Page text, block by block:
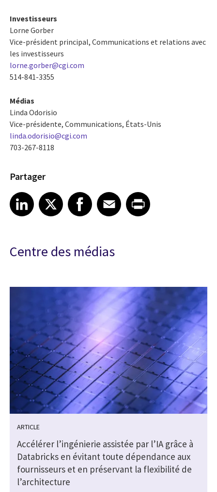
Investisseurs
Lorne Gorber
Vice-président principal, Communications et relations avec
les investisseurs
lorne.gorber@cgi.com
514-841-3355
Médias
Linda Odorisio
Vice-présidente, Communications, États-Unis
linda.odorisio@cgi.com
703-267-8118
Partager
Share article on LinkedIn
LinkedIn
Share article on XShare article on Facebook
Facebook
Share article on Email
EmailShare article on Print
Centre des médias
ARTICLE
Accélérer l’ingénierie assistée par l’IA grâce à
Databricks en évitant toute dépendance aux
fournisseurs et en préservant la flexibilité de
l’architecture